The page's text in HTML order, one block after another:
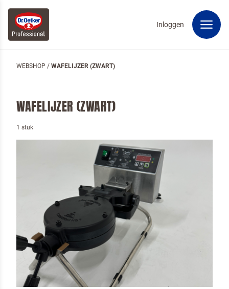
Inloggen
WEBSHOP / WAFELIJZER (ZWART)
WAFELIJZER (ZWART)
1 stuk